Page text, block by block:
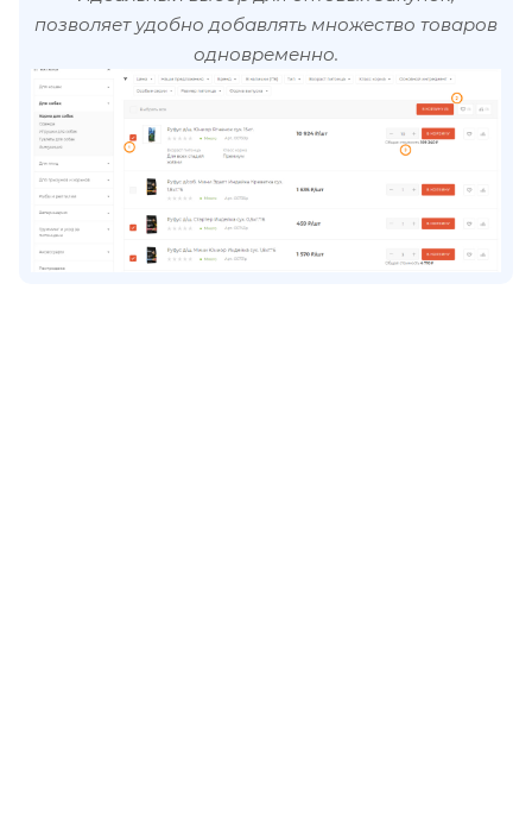
позволяет удобно добавлять множество товаров
одновременно.